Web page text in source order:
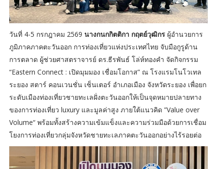
วันที่ 4-5 กรกฎาคม 2569 นางกนกกิตติกา กฤตย์วุฒิกรผู้อำนวยการ
ภูมิภาคภาคตะวันออก การท่องเที่ยวแห่งประเทศไทย จับมือกูรูด้าน
การตลาด ผู้ช่วยศาสตราจารย์ ดร.ธีรพันธ์ โล่ห์ทองคำ จัดกิจกรรม
“Eastern Connect : เปิดมุมมอง เชื่อมโอกาส” ณ โรงแรมโนโวเทล
ระยอง สตาร์ คอนเวนชั่น เซ็นเตอร์ อำเภอเมือง จังหวัดระยอง เพื่อยก
ระดับเมืองท่องเที่ยวชายทะเลฝั่งตะวันออกให้เป็นจุดหมายปลายทาง
ของการท่องเที่ยว luxury และมูลค่าสูง ภายใต้แนวคิด ”Value over
Volume“ พร้อมทั้งสร้างความเข้มแข็งและความร่วมมือด้วยการเชื่อม
โยงการท่องเที่ยวกลุ่มจังหวัดชายทะเลภาคตะวันออกอย่างไร้รอยต่อ